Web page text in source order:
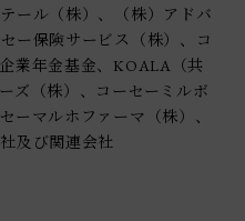
ール（株）、（株）アドバ
ー保険サービス（株）、コ
業年金基金、KOALA（共
ズ（株）、コーセーミルボ
ーマルホファーマ（株）、
及び関連会社